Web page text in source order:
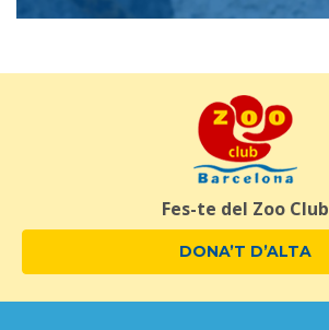
Fes-te del Zoo Club
DONA’T D’ALTA